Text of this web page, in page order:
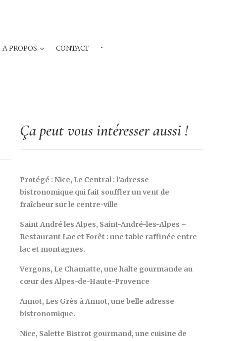
A PROPOS CONTACT ···
Ça peut vous intéresser aussi !
Protégé : Nice, Le Central : l’adresse
bistronomique qui fait souffler un vent de
fraîcheur sur le centre-ville
Saint André les Alpes, Saint-André-les-Alpes –
Restaurant Lac et Forêt : une table raffinée entre
lac et montagnes.
Vergons, Le Chamatte, une halte gourmande au
cœur des Alpes-de-Haute-Provence
Annot, Les Grès à Annot, une belle adresse
bistronomique.
Nice, Salette Bistrot gourmand, une cuisine de